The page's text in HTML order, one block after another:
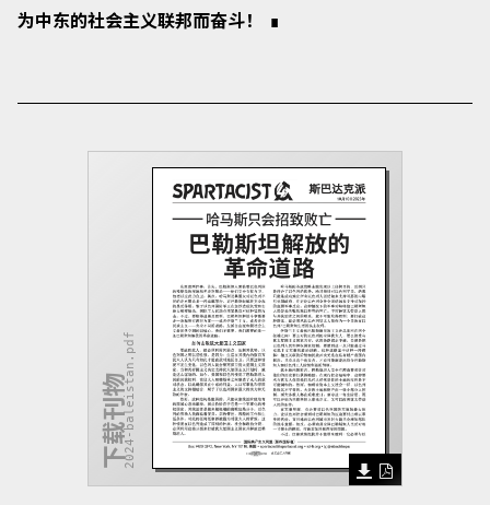
为中东的社会主义联邦而奋斗！
下载刊物2024-baleistan.pdf